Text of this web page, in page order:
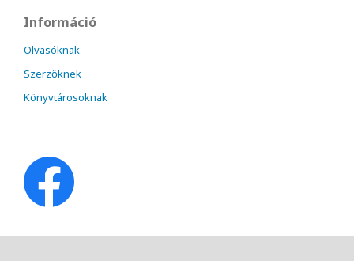
Információ
Olvasóknak
Szerzőknek
Könyvtárosoknak